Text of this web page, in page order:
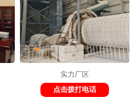
实力厂区
点击拨打电话